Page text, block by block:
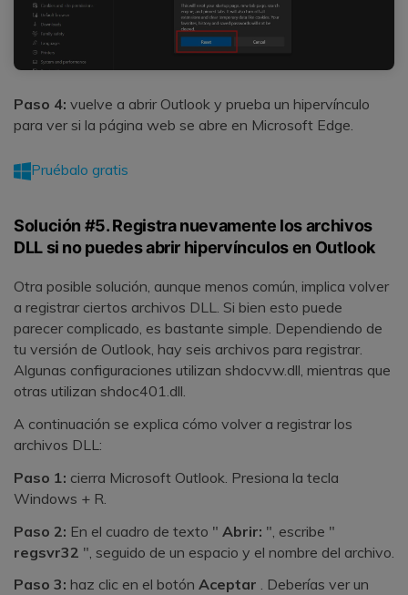
Paso 4: vuelve a abrir Outlook y prueba un hipervínculo
para ver si la página web se abre en Microsoft Edge.
Pruébalo gratis
Solución #5. Registra nuevamente los archivos
DLL si no puedes abrir hipervínculos en Outlook
Otra posible solución, aunque menos común, implica volver
a registrar ciertos archivos DLL. Si bien esto puede
parecer complicado, es bastante simple. Dependiendo de
tu versión de Outlook, hay seis archivos para registrar.
Algunas configuraciones utilizan shdocvw.dll, mientras que
otras utilizan shdoc401.dll.
A continuación se explica cómo volver a registrar los
archivos DLL:
Paso 1: cierra Microsoft Outlook. Presiona la tecla
Windows + R.
Paso 2: En el cuadro de texto " Abrir: ", escribe "
regsvr32 ", seguido de un espacio y el nombre del archivo.
Paso 3: haz clic en el botón Aceptar . Deberías ver un